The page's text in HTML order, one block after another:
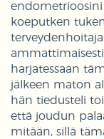
koeputken
harjatessaan
jälkeen maton
hän tiedusteli
että joudun
mitään, sillä